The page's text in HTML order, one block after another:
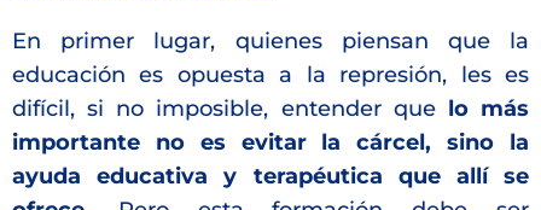
En primer lugar, quienes piensan que la
educación es opuesta a la represión, les es
difícil, si no imposible, entender que lo más
importante no es evitar la cárcel, sino la
ayuda educativa y terapéutica que allí se